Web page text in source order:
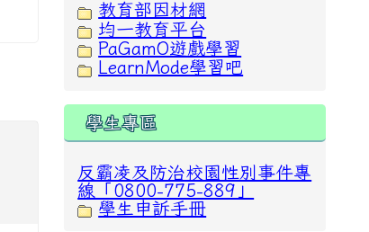
教育部因材網
均一教育平台
PaGamO遊戲學習
LearnMode學習吧
學生專區
反霸凌及防治校園性別事件專
線「0800-775-889」
學生申訴手冊